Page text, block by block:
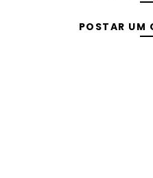
POSTAR UM